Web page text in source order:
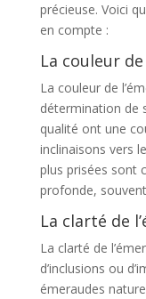
précieuse. Voici
en compte :
La couleur
La couleur de
détermination de
qualité ont une
inclinaisons vers
plus prisées sont
profonde,
La clarté de
La clarté de
d’inclusions ou
émeraudes